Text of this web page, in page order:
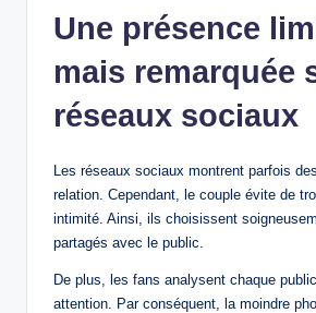
Une présence
mais remarquée
réseaux sociaux
Les réseaux sociaux montrent parfois
relation. Cependant, le couple évite de
intimité. Ainsi, ils choisissent
partagés avec le public.
De plus, les fans analysent chaque
attention. Par conséquent, la moindre